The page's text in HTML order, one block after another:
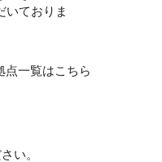
いておりま
点一覧はこちら
い。